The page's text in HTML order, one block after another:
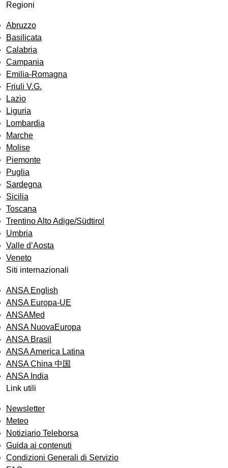
Regioni
Abruzzo
Basilicata
Calabria
Campania
Emilia-Romagna
Friuli V.G.
Lazio
Liguria
Lombardia
Marche
Molise
Piemonte
Puglia
Sardegna
Sicilia
Toscana
Trentino Alto Adige/Südtirol
Umbria
Valle d’Aosta
Veneto
Siti internazionali
ANSA English
ANSA Europa-UE
ANSAMed
ANSA NuovaEuropa
ANSA Brasil
ANSA America Latina
ANSA China 中国
ANSA India
Link utili
Newsletter
Meteo
Notiziario Teleborsa
Guida ai contenuti
Condizioni Generali di Servizio